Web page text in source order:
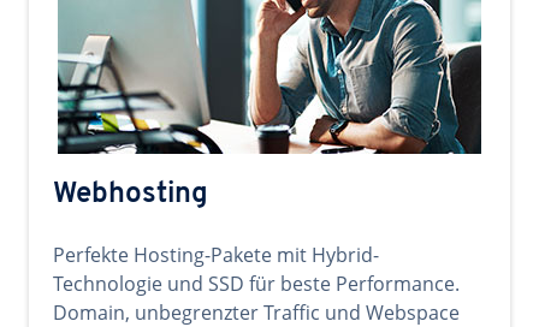
Webhosting
Perfekte Hosting-Pakete mit Hybrid-
Technologie und SSD für beste Performance.
Domain, unbegrenzter Traffic und Webspace